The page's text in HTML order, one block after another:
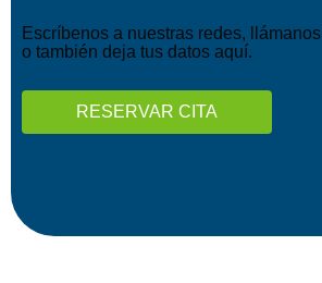
Escríbenos a nuestras redes, llámanos
o también deja tus datos aquí.
RESERVAR CITA